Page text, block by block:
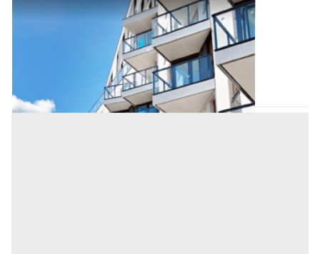
Appartamento all'asta a Padova
Villafranca Padovana (Padova)
66.800 €
AI3562434